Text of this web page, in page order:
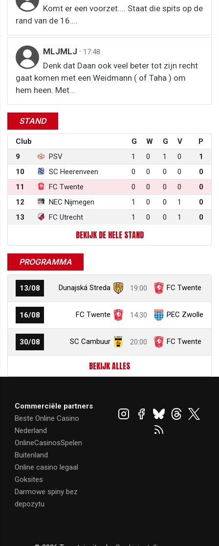
Komt er een voorzet.... Staat die spits op de
rand van de 16....
MLJMLJ · 17:48
Denk dat Daan ook veel beter tot zijn recht
gaat komen met een Weidmann ( of Taha ) om
hem heen. Met...
STAND
Club G W G V
P
9
PSV 1 0 1 0
1
10
SC Heerenveen 0 0 0 0
0
11
FC Twente 0 0 0 0
0
12
NEC Nijmegen 1 0 0 1
0
13
FC Utrecht 1 0 0 1 0
BEKIJK DE HELE STAND
PROGRAMMA
13/08 Dunajská Streda 19:00 FC Twente
16/08 FC Twente 14:30 PEC Zwolle
30/08 SC Cambuur 20:00 FC Twente
BEKIJK ALLES
Commerciële partners
Beste Online Casino
Nederland
OnlineCasinosSpelen
Buitenland
Online casino legaal
Goksites
Darmowe spiny bez
depozytu